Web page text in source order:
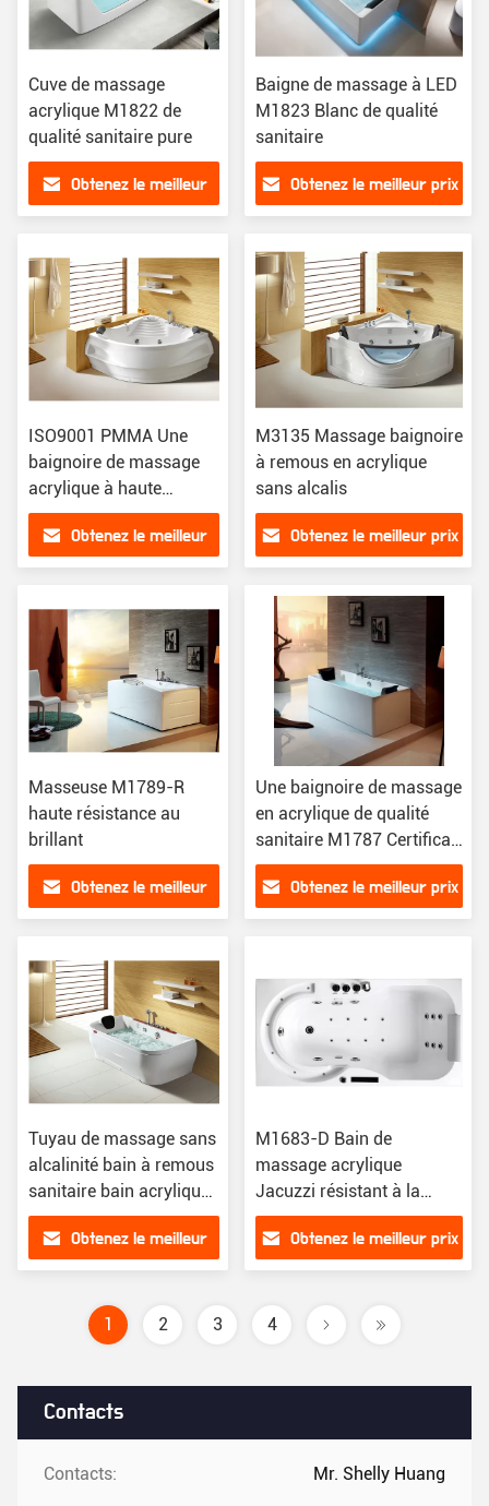
Contacts
Contacts: Mr. Shelly Huang
Cuve de massage
acrylique M1822 de
qualité sanitaire pure
Obtenez le meilleur
Baigne de massage à LED
M1823 Blanc de qualité
sanitaire
Obtenez le meilleur prix
ISO9001 PMMA Une
baignoire de massage
acrylique à haute
brillance sans alcalis
M3013Obtenez le meilleur
M3135 Massage baignoire
à remous en acrylique
sans alcalis
Obtenez le meilleur prix
Masseuse M1789-R
haute résistance au
brillant
Obtenez le meilleur
Une baignoire de massage
en acrylique de qualité
sanitaire M1787 Certificat
3C sans alcalis
Obtenez le meilleur prix
Tuyau de massage sans
alcalinité bain à remous
sanitaire bain acrylique
blanc M1786
Obtenez le meilleur
M1683-D Bain de
massage acrylique
Jacuzzi résistant à la
décoloration sans alcalis
Obtenez le meilleur prix
1 2 3 4